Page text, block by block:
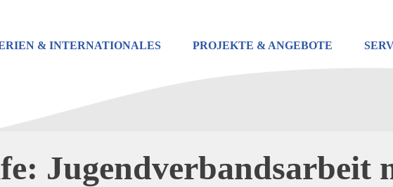
& INTERNATIONALES PROJEKTE & ANGEBOTE
Jugendverbandsarbeit